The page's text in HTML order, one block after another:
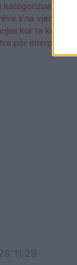
kategorizuar
s’na vjen radha,
kur ta ketë
për interpelancë
11:29